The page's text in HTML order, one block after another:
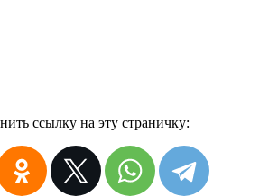
ссылку на эту страничку: